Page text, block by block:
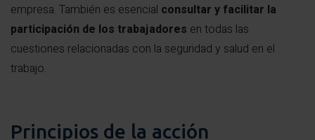
empresa. También es esencial consultar y facilitar la
participación de los trabajadores en todas las
cuestiones relacionadas con la seguridad y salud en el
trabajo.
Principios de la acción